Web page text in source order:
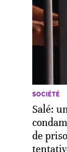
SOCIÉTÉ
Salé:
de